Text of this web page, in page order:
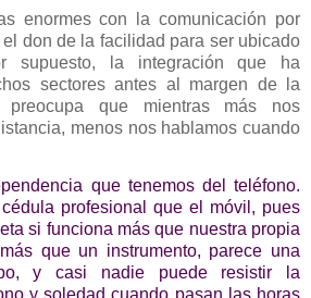
enormes con la comunicación por
don de la facilidad para ser ubicado
supuesto, la integración que ha
sectores antes al margen de la
preocupa que mientras más nos
menos nos hablamos cuando
que tenemos del teléfono.
profesional que el móvil, pues
si funciona más que nuestra propia
que un instrumento, parece una
y casi nadie puede resistir la
y soledad cuando pasan las horas